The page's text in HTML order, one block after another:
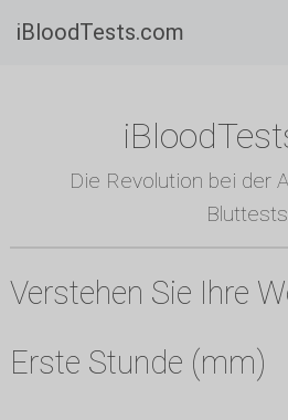
iBloodTests.com
Die Revolution bei der
Bluttests
Verstehen Sie Ihre
Erste Stunde (mm)